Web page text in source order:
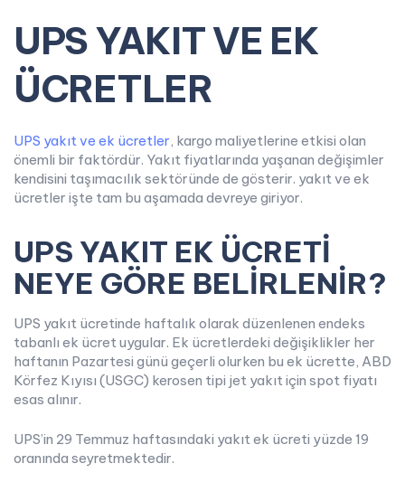
UPS YAKIT VE EK
ÜCRETLER
UPS yakıt ve ek ücretler, kargo maliyetlerine etkisi olan
önemli bir faktördür. Yakıt fiyatlarında yaşanan değişimler
kendisini taşımacılık sektöründe de gösterir. yakıt ve ek
ücretler işte tam bu aşamada devreye giriyor.
UPS YAKIT EK ÜCRETİ
NEYE GÖRE BELİRLENİR?
UPS yakıt ücretinde haftalık olarak düzenlenen endeks
tabanlı ek ücret uygular. Ek ücretlerdeki değişiklikler her
haftanın Pazartesi günü geçerli olurken bu ek ücrette, ABD
Körfez Kıyısı (USGC) kerosen tipi jet yakıt için spot fiyatı
esas alınır.
UPS’in 29 Temmuz haftasındaki yakıt ek ücreti yüzde 19
oranında seyretmektedir.